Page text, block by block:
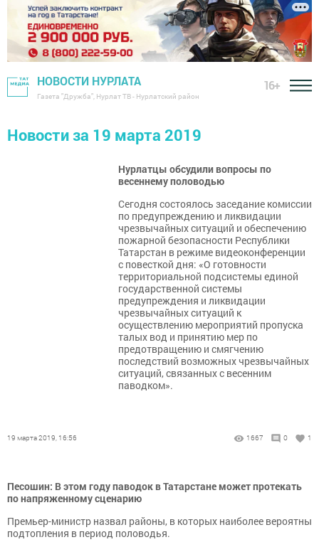
НОВОСТИ НУРЛАТА
Газета "Дружба", Нурлат ТВ - Нурлатский район
16+
Новости за 19 марта 2019
Нурлатцы обсудили вопросы по
весеннему половодью
Сегодня состоялось заседание комиссии
по предупреждению и ликвидации
чрезвычайных ситуаций и обеспечению
пожарной безопасности Республики
Татарстан в режиме видеоконференции
с повесткой дня: «О готовности
территориальной подсистемы единой
государственной системы
предупреждения и ликвидации
чрезвычайных ситуаций к
осуществлению мероприятий пропуска
талых вод и принятию мер по
предотвращению и смягчению
последствий возможных чрезвычайных
ситуаций, связанных с весенним
паводком».
19 марта 2019, 16:56 1667 0 1
Песошин: В этом году паводок в Татарстане может протекать
по напряженному сценарию
Премьер-министр назвал районы, в которых наиболее вероятны
подтопления в период половодья.